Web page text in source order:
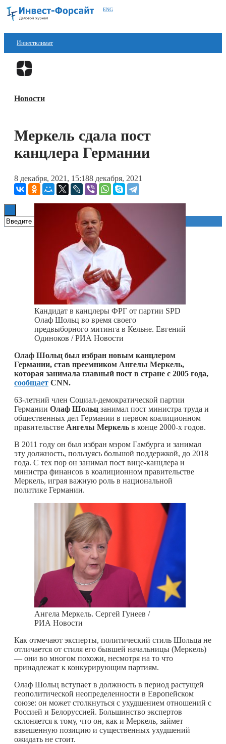
ENG
Инвестклимат
Финансы
Блокчейн
Технологии
Книги
Новости
Меркель сдала пост
канцлера Германии
8 декабря, 2021, 15:188 декабря, 2021
Кандидат в канцлеры ФРГ от партии SPD
Олаф Шольц во время своего
предвыборного митинга в Кельне. Евгений
Одиноков / РИА Новости
Олаф Шольц был избран новым канцлером
Германии, став преемником Ангелы Меркель,
которая занимала главный пост в стране с 2005 года,
сообщает CNN.
63-летний член Социал-демократической партии
Германии Олаф Шольц занимал пост министра труда и
общественных дел Германии в первом коалиционном
правительстве Ангелы Меркель в конце 2000-х годов.
В 2011 году он был избран мэром Гамбурга и занимал
эту должность, пользуясь большой поддержкой, до 2018
года. С тех пор он занимал пост вице-канцлера и
министра финансов в коалиционном правительстве
Меркель, играя важную роль в национальной
политике Германии.
Ангела Меркель. Сергей Гунеев /
РИА Новости
Как отмечают эксперты, политический стиль Шольца не
отличается от стиля его бывшей начальницы (Меркель)
— они во многом похожи, несмотря на то что
принадлежат к конкурирующим партиям.
Олаф Шольц вступает в должность в период растущей
геополитической неопределенности в Европейском
союзе: он может столкнуться с ухудшением отношений с
Россией и Белоруссией. Большинство экспертов
склоняется к тому, что он, как и Меркель, займет
взвешенную позицию и существенных ухудшений
ожидать не стоит.